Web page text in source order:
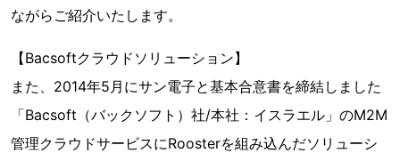
ながらご紹介いたします。
【Bacsoftクラウドソリューション】
また、2014年5月にサン電子と基本合意書を締結しました
「Bacsoft（バックソフト）社/本社：イスラエル」のM2M
管理クラウドサービスにRoosterを組み込んだソリューシ